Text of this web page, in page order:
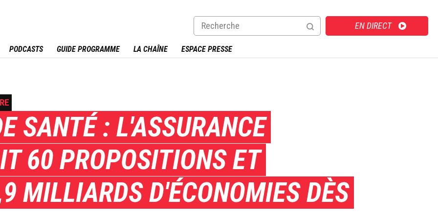
EN DIRECT
PODCASTS GUIDE PROGRAMME LA CHAÎNE ESPACE PRESSE
SANTÉ : L'ASSURANCE
60 PROPOSITIONS ET
MILLIARDS D'ÉCONOMIES DÈS